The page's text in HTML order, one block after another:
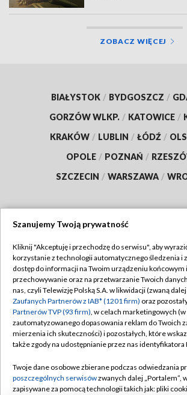
ZOBACZ WIĘCEJ
BIAŁYSTOK / BYDGOSZCZ /
GORZÓW WLKP. / KATOWICE /
KRAKÓW / LUBLIN / ŁÓDŹ /
OPOLE / POZNAŃ /
SZCZECIN / WARSZAWA /
TVP
Abonament TVP
Emisja w TVP
Centrum informacji TVP
Naziemna Telewizja Cyfrowa
Rada Programowa
Regulamin TVP
Polityka prywatności
Moje zgody
Pomoc
Kontakt
Szanujemy Twoją prywatność
Kliknij "Akceptuję i przechodzę do serwisu", aby
korzystanie z technologii automatycznego śledzenia i
dostęp do informacji na Twoim urządzeniu końcowym
przechowywanie oraz na przetwarzanie Twoich
nas, czyli Telewizję Polską S.A. w likwidacji (zwaną
Zaufanych Partnerów z IAB* (1201 firm) oraz
Partnerów TVP (93 firm), w celach marketingowych
zautomatyzowanego dopasowania reklam do Twoich
mierzenia ich skuteczności) i pozostałych, które
także zgody na udostępnianie przez nas identyfikatora
Twoje dane osobowe zbierane podczas odwiedzania
poszczególnych serwisówzwanych dalej „Portalem”,
zapisywane za pomocą technologii takich jak: pliki